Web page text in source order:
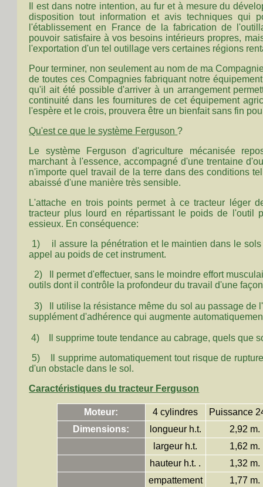
Il est dans notre intention, au fur et à mesure du
disposition tout information et avis techniques qui
l'établissement en France de la fabrication de
pouvoir satisfaire à vos besoins intérieurs propres,
l'exportation d'un tel outillage vers certaines régions
Pour terminer, non seulement au nom de ma
de toutes ces Compagnies fabriquant notre
qu'il ait été possible d'arriver à un arrangement
continuité dans les fournitures de cet équipement
l'espère et le crois, prouvera être un bienfait sans fin
Qu'est ce que le système Ferguson?
Le système Ferguson d'agriculture mécanisée
marchant à l'essence, accompagné d'une trentaine
n'importe quel travail de la terre dans des conditions
abaissé d'une manière très sensible.
L'attache en trois points permet à ce tracteur léger
tracteur plus lourd en répartissant le poids de l'outil
essieux. En conséquence:
1) il assure la pénétration et le maintien dans le sols
appel au poids de cet instrument.
2) Il permet d'effectuer, sans le moindre effort
outils dont il contrôle la profondeur du travail d'une
3) Il utilise la résistance même du sol au passage de
supplément d'adhérence qui augmente
4) Il supprime toute tendance au cabrage, quels que
5) Il supprime automatiquement tout risque de
d'un obstacle dans le sol.
Caractéristiques du tracteur Ferguson
Moteur: 4 cylindres
Puissance
Dimensions:
longueur h.t.
2,92 m.
largeur h.t.
1,62 m.
hauteur h.t. .
1,32 m.
empattement
1,77 m.